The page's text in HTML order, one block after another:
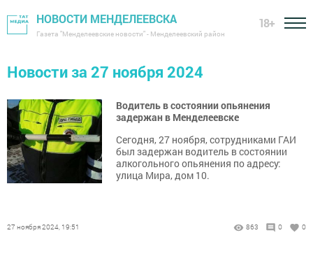
НОВОСТИ МЕНДЕЛЕЕВСКА
Газета "Менделеевские новости" - Менделеевский район
18+
Новости за 27 ноября 2024
Водитель в состоянии опьянения
задержан в Менделеевске
Сегодня, 27 ноября, сотрудниками ГАИ
был задержан водитель в состоянии
алкогольного опьянения по адресу:
улица Мира, дом 10.
27 ноября 2024, 19:51 863 0 0